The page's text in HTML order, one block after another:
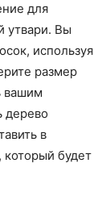
для
утвари. Вы
используя
размер
вашим
дерево
в
который будет